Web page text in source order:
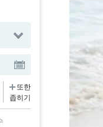
또한
좁히기